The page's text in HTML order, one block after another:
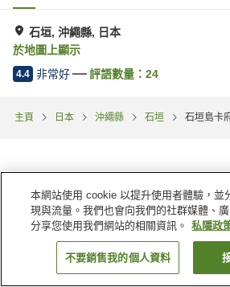
石垣, 沖繩縣, 日本
於地圖上顯示
4.4 非常好 評語數量： 24
主頁 日本 沖繩縣 石垣 石垣島卡
找客房
本網站使用 cookie 以提升使用者體驗，並
現與流量。我們也會向我們的社群媒體、
分享您使用我們網站的相關資訊。
私隱政
不要銷售我的個人資料